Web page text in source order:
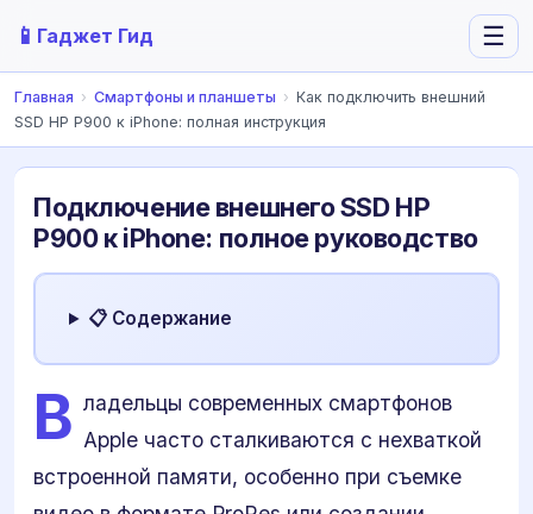
📱 Гаджет Гид ☰
Главная › Смартфоны и планшеты › Как подключить внешний
SSD HP P900 к iPhone: полная инструкция
Подключение внешнего SSD HP
P900 к iPhone: полное руководство
📋 Содержание
В ладельцы современных смартфонов
Apple часто сталкиваются с нехваткой
встроенной памяти, особенно при съемке